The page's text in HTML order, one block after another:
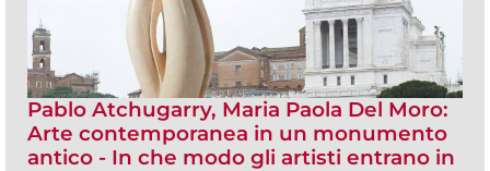
Pablo Atchugarry, Maria Paola Del Moro:
Arte contemporanea in un monumento
antico - In che modo gli artisti entrano in